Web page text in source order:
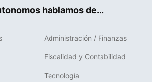
hablamos de...
Administración / Finanzas
Fiscalidad y Contabilidad
Tecnología